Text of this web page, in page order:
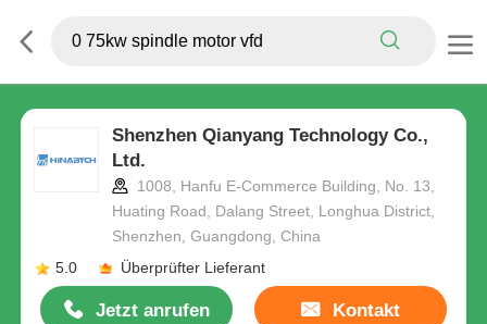
Shenzhen Qianyang Technology Co.,
Ltd.
1008, Hanfu E-Commerce Building, No. 13,
Huating Road, Dalang Street, Longhua District,
Shenzhen, Guangdong, China
5.0
Überprüfter Lieferant
Jetzt anrufen Kontakt